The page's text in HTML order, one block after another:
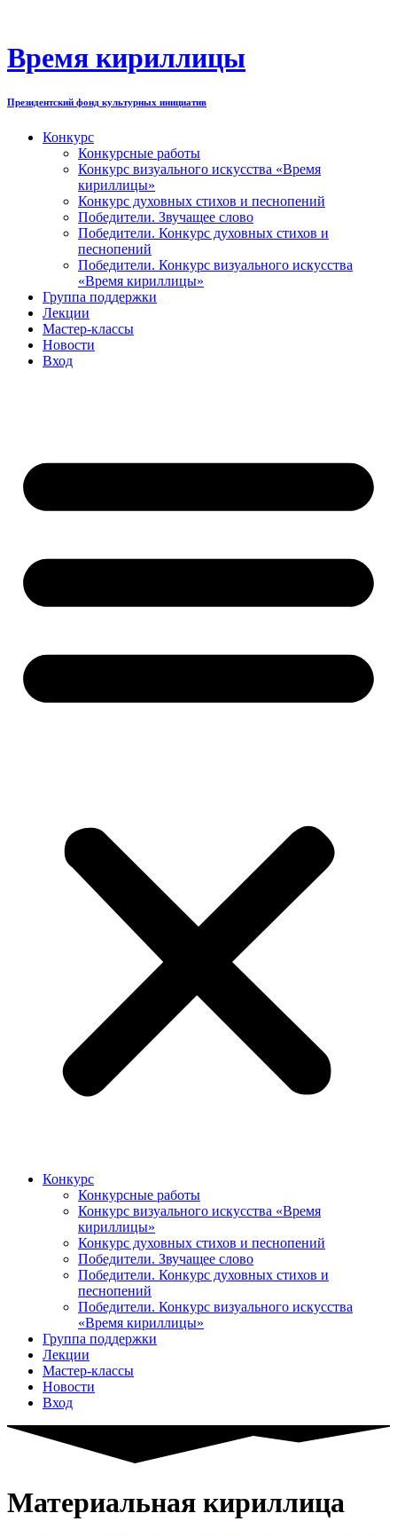
содержимому
Время кириллицы
Президентский фонд культурных инициатив
Конкурс
Конкурсные работы
Конкурс визуального искусства «Время
кириллицы»
Конкурс духовных стихов и песнопений
Победители. Звучащее слово
Победители. Конкурс духовных стихов и
песнопений
Победители. Конкурс визуального искусства
«Время кириллицы»
Группа поддержки
Лекции
Мастер-классы
Новости
Вход
Конкурс
Конкурсные работы
Конкурс визуального искусства «Время
кириллицы»
Конкурс духовных стихов и песнопений
Победители. Звучащее слово
Победители. Конкурс духовных стихов и
песнопений
Победители. Конкурс визуального искусства
«Время кириллицы»
Группа поддержки
Лекции
Мастер-классы
Новости
Вход
Материальная кириллица